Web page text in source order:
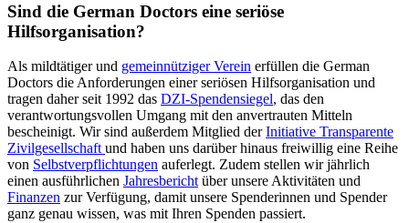
Sind die German Doctors eine seriöse
Hilfsorganisation?
Als mildtätiger und ge­mein­nütziger Verein erfüllen die German
Doctors die Anforder­ungen einer seriösen Hilfs­organisation und
tragen daher seit 1992 das DZI-Spenden­siegel, das den
verantwortungs­vollen Um­gang mit den an­ver­trau­ten Mitteln
bescheinigt. Wir sind außerdem Mitglied derInitiative Transparente
Zivilgesellschaft und haben uns darüber hinaus freiwillig eine Reihe
von Selbst­verpflichtungen aufer­legt. Zudem stellen wir jährlich
einen ausführ­lichen Jahres­bericht über unsere Aktivitäten und
Finanzen zur Verfügung, damit unsere Spender­innen und Spender
ganz genau wissen, was mit Ihren Spenden passiert.